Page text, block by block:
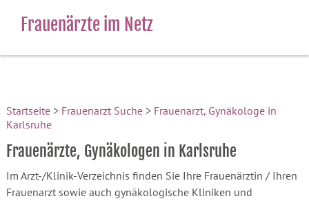
Frauenärzte im Netz
Startseite> Frauenarzt Suche> Frauenarzt, Gynäkologe in
Karlsruhe
Frauenärzte, Gynäkologen in Karlsruhe
Im Arzt-/Klinik-Verzeichnis finden Sie Ihre Frauenärztin / Ihren
Frauenarzt sowie auch gynäkologische Kliniken und